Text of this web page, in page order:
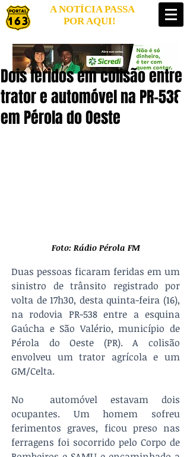
A NOTÍCIA PASSA
POR AQUI!
Dois feridos em colisão entre
trator e automóvel na PR-538
em Pérola do Oeste
Foto: Rádio Pérola FM
Duas pessoas ficaram feridas em um
sinistro de trânsito registrado por
volta de 17h30, desta quinta-feira (16),
na rodovia PR-538 entre a esquina
Gaúcha e São Valério, município de
Pérola do Oeste (PR). A colisão
envolveu um trator agrícola e um
GM/Celta.
No  automóvel estavam dois
ocupantes. Um homem sofreu
ferimentos graves, ficou preso nas
ferragens foi socorrido pelo Corpo de